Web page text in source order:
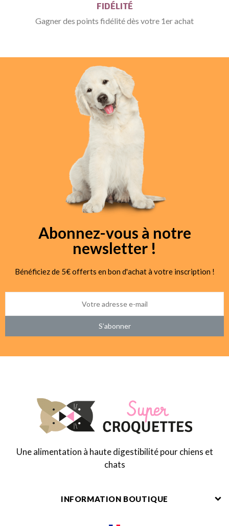
FIDÉLITÉ
Gagner des points fidélité dès votre 1er achat
Abonnez-vous à notre
newsletter !
Bénéficiez de 5€ offerts en bon d'achat à votre inscription !
S’abonner
Une alimentation à haute digestibilité pour chiens et
chats
INFORMATION BOUTIQUE